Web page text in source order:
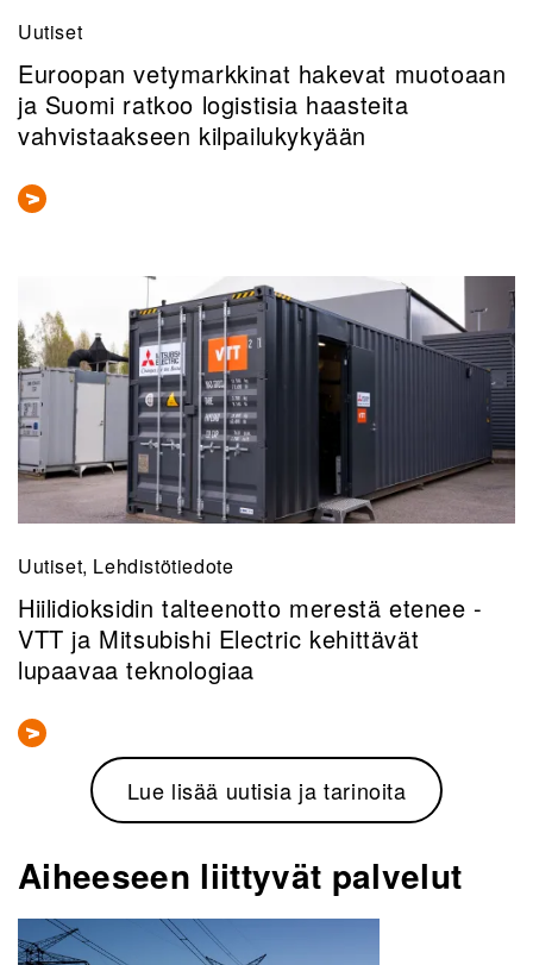
Uutiset
Euroopan vetymarkkinat hakevat muotoaan
ja Suomi ratkoo logistisia haasteita
vahvistaakseen kilpailukykyään
Uutiset, Lehdistötiedote
Hiilidioksidin talteenotto merestä etenee -
VTT ja Mitsubishi Electric kehittävät
lupaavaa teknologiaa
Lue lisää uutisia ja tarinoita
Aiheeseen liittyvät palvelut